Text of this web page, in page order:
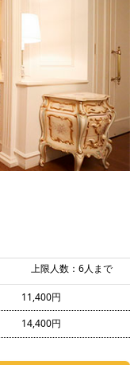
上限人数：6人まで
11,400円
14,400円